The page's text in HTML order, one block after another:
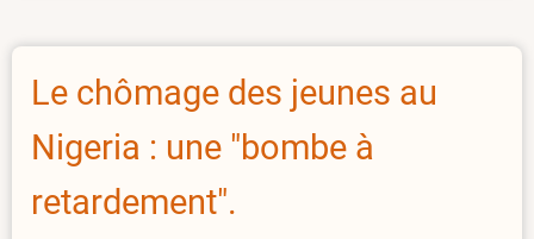
taille
l'Afrique
Le chômage des jeunes au
Nigeria : une "bombe à
retardement".